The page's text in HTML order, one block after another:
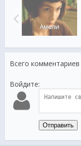
Амели
Всего
Войдите:
Отправить